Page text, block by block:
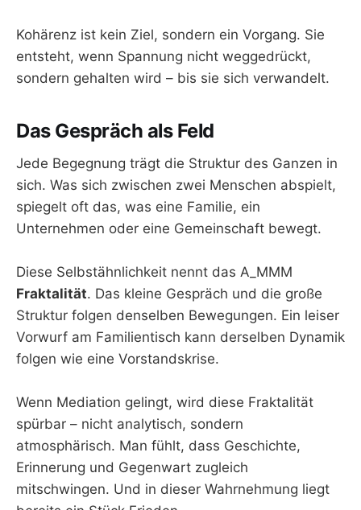
Kohärenz ist kein Ziel, sondern ein Vorgang. Sie
entsteht, wenn Spannung nicht weggedrückt,
sondern gehalten wird – bis sie sich verwandelt.
Das Gespräch als Feld
Jede Begegnung trägt die Struktur des Ganzen in
sich. Was sich zwischen zwei Menschen abspielt,
spiegelt oft das, was eine Familie, ein
Unternehmen oder eine Gemeinschaft bewegt.
Diese Selbstähnlichkeit nennt das A_MMM
Fraktalität. Das kleine Gespräch und die große
Struktur folgen denselben Bewegungen. Ein leiser
Vorwurf am Familientisch kann derselben Dynamik
folgen wie eine Vorstandskrise.
Wenn Mediation gelingt, wird diese Fraktalität
spürbar – nicht analytisch, sondern
atmosphärisch. Man fühlt, dass Geschichte,
Erinnerung und Gegenwart zugleich
mitschwingen. Und in dieser Wahrnehmung liegt